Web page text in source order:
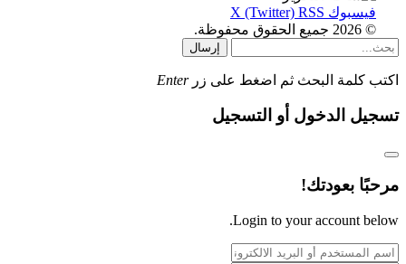
فيسبوك X (Twitter) RSS
© 2026 جميع الحقوق محفوظة.
إرسال
اكتب كلمة البحث ثم اضغط على زر Enter
تسجيل الدخول أو التسجيل
مرحبًا بعودتك!
Login to your account below.